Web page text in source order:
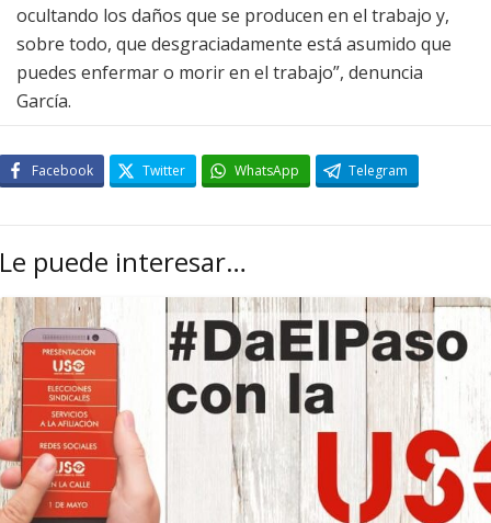
ocultando los daños que se producen en el trabajo y,
sobre todo, que desgraciadamente está asumido que
puedes enfermar o morir en el trabajo”, denuncia
García.
Facebook Twitter WhatsApp Telegram
Le puede interesar…